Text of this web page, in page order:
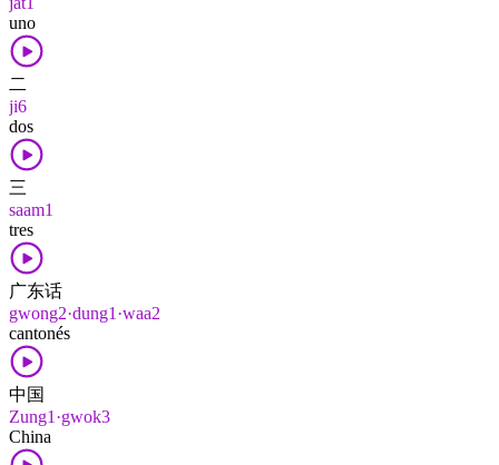
uno
二
ji6
dos
三
saam1
tres
广东话
gwong2·dung1·waa2
cantonés
中国
Zung1·gwok3
China